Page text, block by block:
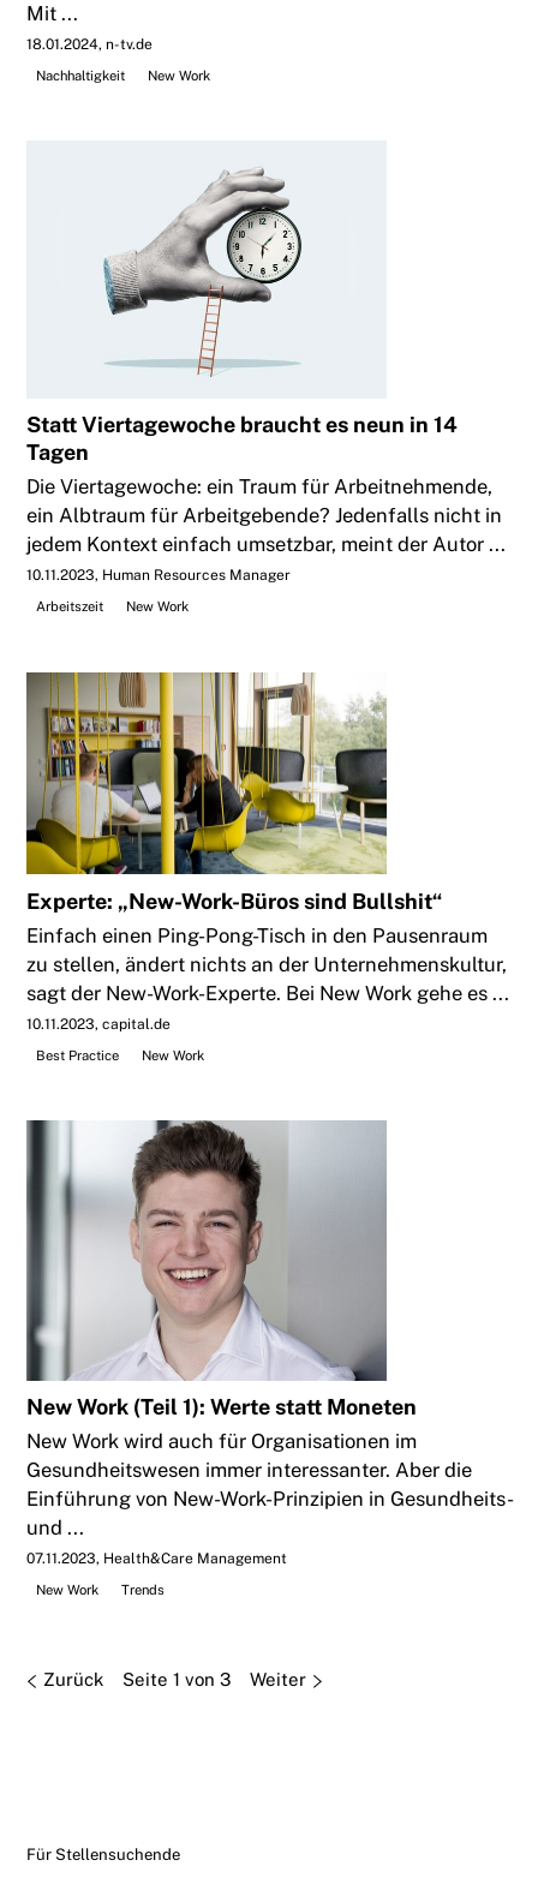
Mit ...
18.01.2024 n-tv.de
Nachhaltigkeit
New Work
Statt Viertagewoche braucht es neun in 14
Tagen
Die Viertagewoche: ein Traum für Arbeitnehmende,
ein Albtraum für Arbeitgebende? Jedenfalls nicht in
jedem Kontext einfach umsetzbar, meint der Autor ...
10.11.2023 Human Resources Manager
Arbeitszeit
New Work
Experte: „New-Work-Büros sind Bullshit“
Einfach einen Ping-Pong-Tisch in den Pausenraum
zu stellen, ändert nichts an der Unternehmenskultur,
sagt der New-Work-Experte. Bei New Work gehe es ...
10.11.2023 capital.de
Best Practice
New Work
New Work (Teil 1): Werte statt Moneten
New Work wird auch für Organisationen im
Gesundheitswesen immer interessanter. Aber die
Einführung von New-Work-Prinzipien in Gesundheits-
und ...
07.11.2023 Health&Care Management
New Work
Trends
ZurückSeite 1 von 3 Weiter
Für Stellensuchende